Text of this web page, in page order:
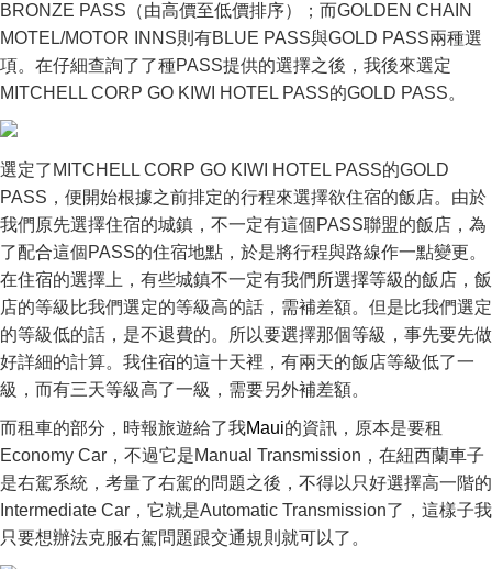
BRONZE PASS（由高價至低價排序）；而GOLDEN CHAIN
MOTEL/MOTOR INNS則有BLUE PASS與GOLD PASS兩種選
項。在仔細查詢了了種PASS提供的選擇之後，我後來選定
MITCHELL CORP GO KIWI HOTEL PASS的GOLD PASS。
選定了MITCHELL CORP GO KIWI HOTEL PASS的GOLD
PASS，便開始根據之前排定的行程來選擇欲住宿的飯店。由於
我們原先選擇住宿的城鎮，不一定有這個PASS聯盟的飯店，為
了配合這個PASS的住宿地點，於是將行程與路線作一點變更。
在住宿的選擇上，有些城鎮不一定有我們所選擇等級的飯店，飯
店的等級比我們選定的等級高的話，需補差額。但是比我們選定
的等級低的話，是不退費的。所以要選擇那個等級，事先要先做
好詳細的計算。我住宿的這十天裡，有兩天的飯店等級低了一
級，而有三天等級高了一級，需要另外補差額。
而租車的部分，時報旅遊給了我Maui的資訊，原本是要租
Economy Car，不過它是Manual Transmission，在紐西蘭車子
是右駕系統，考量了右駕的問題之後，不得以只好選擇高一階的
Intermediate Car，它就是Automatic Transmission了，這樣子我
只要想辦法克服右駕問題跟交通規則就可以了。